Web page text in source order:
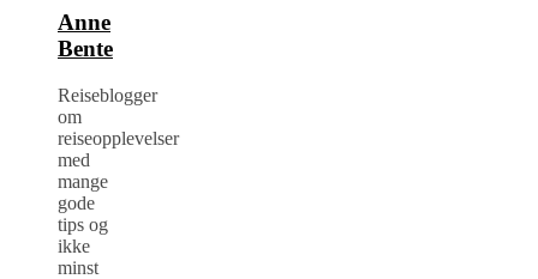
Anne
Bente
Reiseblogger
om
reiseopplevelser
med
mange
gode
tips og
ikke
minst